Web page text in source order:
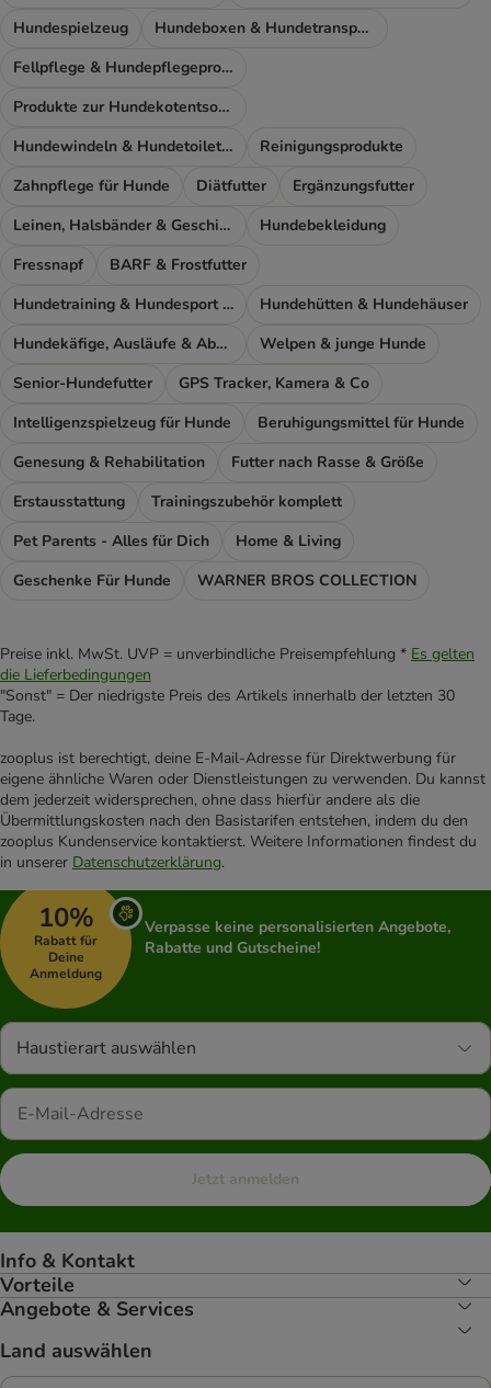
Hundespielzeug
Hundeboxen & Hundetransport
Fellpflege & Hundepflegeprodukte
Produkte zur Hundekotentsorgung
Hundewindeln & Hundetoiletten
Reinigungsprodukte
Zahnpflege für Hunde
Diätfutter
Ergänzungsfutter
Leinen, Halsbänder & Geschirre
Hundebekleidung
Fressnapf
BARF & Frostfutter
Hundetraining & Hundesport Zubehör
Hundehütten & Hundehäuser
Hundekäfige, Ausläufe & Absperrgitter
Welpen & junge Hunde
Senior-Hundefutter
GPS Tracker, Kamera & Co
Intelligenzspielzeug für Hunde
Beruhigungsmittel für Hunde
Genesung & Rehabilitation
Futter nach Rasse & Größe
Erstausstattung
Trainingszubehör komplett
Pet Parents - Alles für Dich
Home & Living
Geschenke Für Hunde
WARNER BROS COLLECTION
Preise inkl. MwSt. UVP = unverbindliche Preisempfehlung * Es gelten
die Lieferbedingungen
"Sonst" = Der niedrigste Preis des Artikels innerhalb der letzten 30
Tage.
zooplus ist berechtigt, deine E-Mail-Adresse für Direktwerbung für
eigene ähnliche Waren oder Dienstleistungen zu verwenden. Du kannst
dem jederzeit widersprechen, ohne dass hierfür andere als die
Übermittlungskosten nach den Basistarifen entstehen, indem du den
zooplus Kundenservice kontaktierst. Weitere Informationen findest du
in unserer Datenschutzerklärung.
10%
Rabatt für
Deine
Anmeldung
Verpasse keine personalisierten Angebote,
Rabatte und Gutscheine!
Haustierart auswählen
Jetzt anmelden
Info & Kontakt
Vorteile
Angebote & Services
Land auswählen